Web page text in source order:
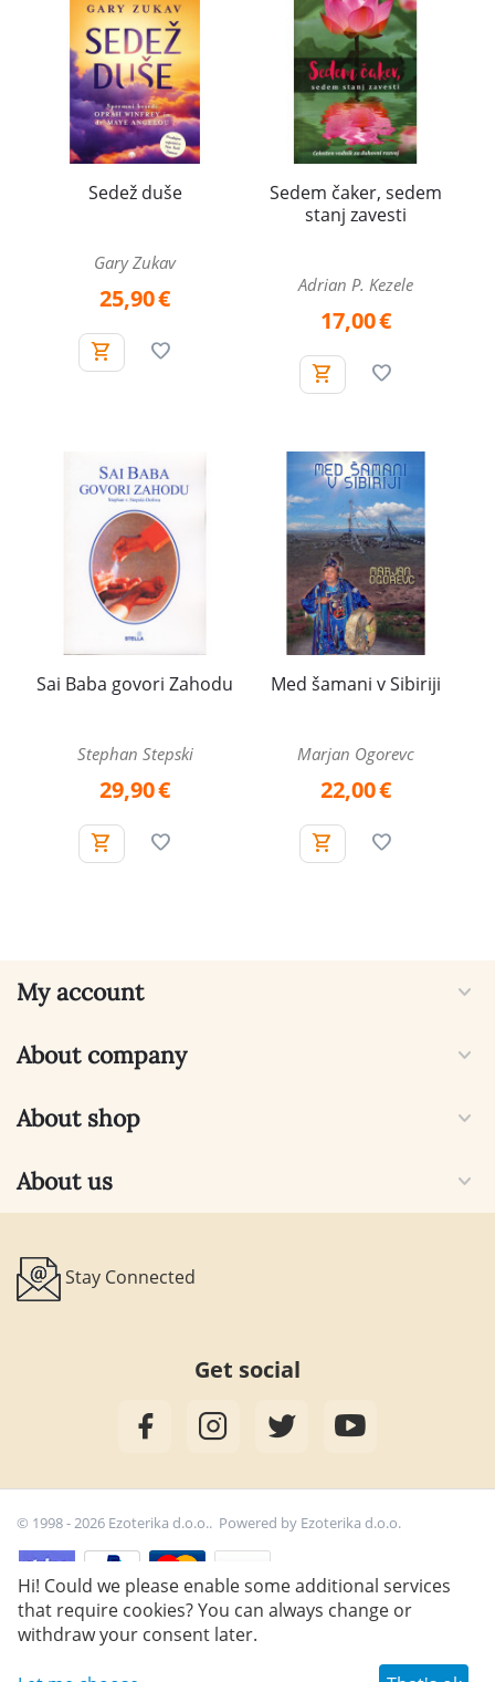
23,90€ Add to cart
Sedež duše
Gary Zukav
25,90€
Sedem čaker, sedem
stanj zavesti
Adrian P. Kezele
17,00€
Sai Baba govori Zahodu
Stephan Stepski
29,90€
Med šamani v Sibiriji
Marjan Ogorevc
22,00€
My account
About company
About shop
About us
Stay Connected
Get social
© 1998 - 2026 Ezoterika d.o.o.. Powered by Ezoterika d.o.o.
Hi! Could we please enable some additional services
that require cookies? You can always change or
withdraw your consent later.